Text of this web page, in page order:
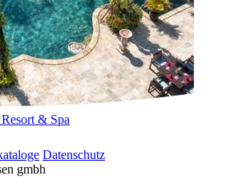
& Spa
Datenschutz
gmbh